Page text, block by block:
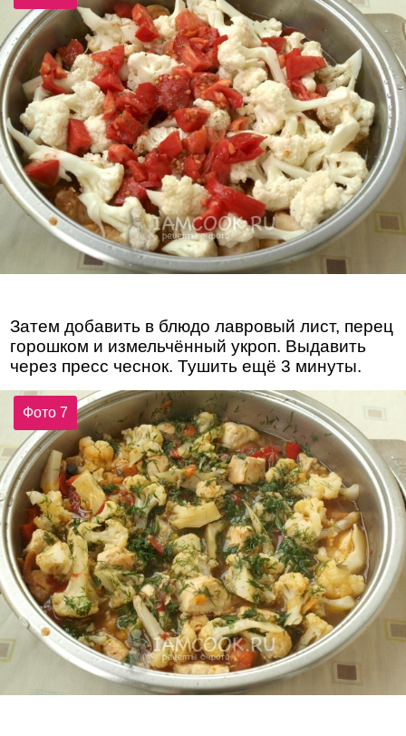
Затем добавить в блюдо лавровый лист, перец
горошком и измельчённый укроп. Выдавить
через пресс чеснок. Тушить ещё 3 минуты.
Фото 7